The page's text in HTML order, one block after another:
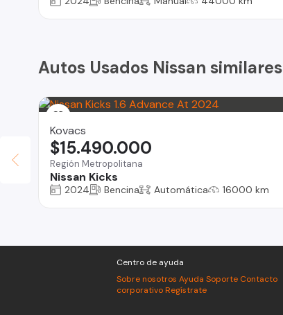
Autos Usados Nissan similares
Kovacs
Región Metropolitana
Nissan Kicks
$15.490.000
2024 Bencina Automática 16000 km
Centro de ayuda
Sobre nosotros Ayuda Soporte Contacto
corporativo Regístrate